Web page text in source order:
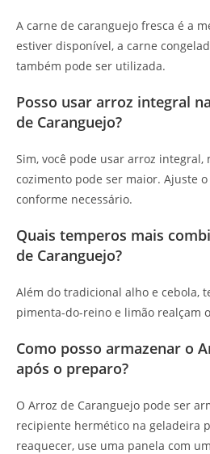
A carne de caranguejo fresca é a
estiver disponível, a carne
também pode ser utilizada.
Posso usar arroz integral
de Caranguejo?
Sim, você pode usar arroz integral,
cozimento pode ser maior. Ajuste
conforme necessário.
Quais temperos mais
de Caranguejo?
Além do tradicional alho e cebola,
pimenta-do-reino e limão realçam
Como posso armazenar o
após o preparo?
O Arroz de Caranguejo pode ser
recipiente hermético na geladeira
reaquecer, use uma panela com